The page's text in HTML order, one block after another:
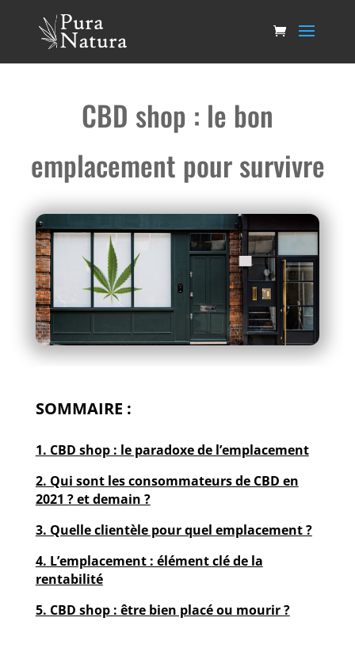
CBD shop : le bon
emplacement pour survivre
SOMMAIRE :
1. CBD shop : le paradoxe de l’emplacement
2. Qui sont les consommateurs de CBD en
2021 ? et demain ?
3. Quelle clientèle pour quel emplacement ?
4. L’emplacement : élément clé de la
rentabilité
5. CBD shop : être bien placé ou mourir ?